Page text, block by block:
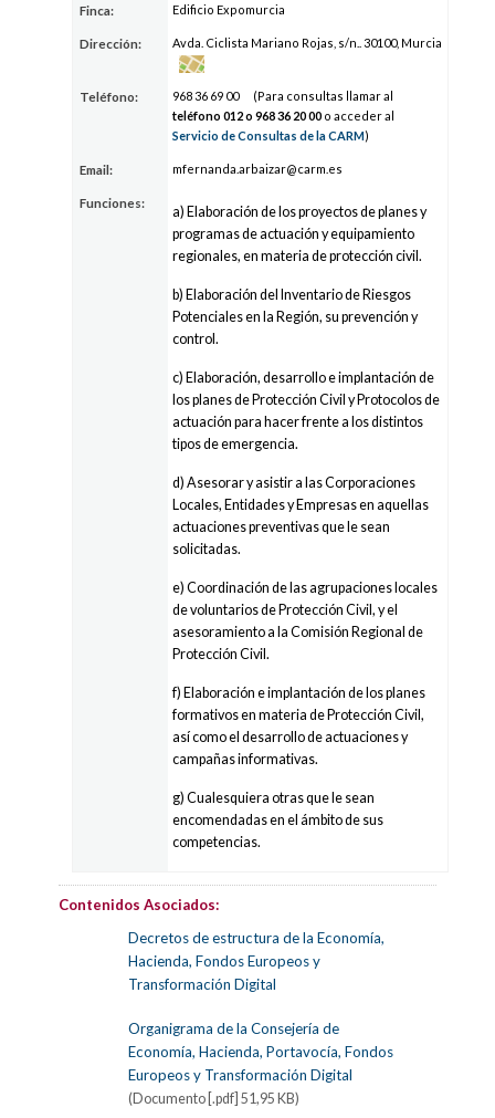
Finca: Edificio Expomurcia
Dirección: Avda. Ciclista Mariano Rojas, s/n.. 30100, Murcia
Teléfono: 968 36 69 00
(Para consultas llamar al
teléfono 012 o 968 36 20 00 o acceder al
Servicio de Consultas de la CARM)
Email: mfernanda.arbaizar@carm. es
Funciones:
a) Elaboración de los proyectos de planes y
programas de actuación y equipamiento
regionales, en materia de protección civil.
b) Elaboración del Inventario de Riesgos
Potenciales en la Región, su prevención y
control.
c) Elaboración, desarrollo e implantación de
los planes de Protección Civil y Protocolos de
actuación para hacer frente a los distintos
tipos de emergencia.
d) Asesorar y asistir a las Corporaciones
Locales, Entidades y Empresas en aquellas
actuaciones preventivas que le sean
solicitadas.
e) Coordinación de las agrupaciones locales
de voluntarios de Protección Civil, y el
asesoramiento a la Comisión Regional de
Protección Civil.
f) Elaboración e implantación de los planes
formativos en materia de Protección Civil,
así como el desarrollo de actuaciones y
campañas informativas.
g) Cualesquiera otras que le sean
encomendadas en el ámbito de sus
competencias.
Contenidos Asociados:
Decretos de estructura de la Economía,
Hacienda, Fondos Europeos y
Transformación Digital
Organigrama de la Consejería de
Economía, Hacienda, Portavocía, Fondos
Europeos y Transformación Digital
(Documento [.pdf] 51,95 KB)